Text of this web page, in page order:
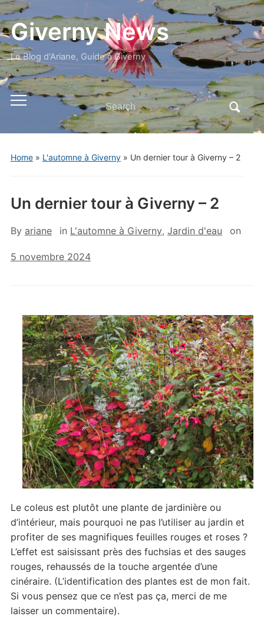
Giverny News
Le Blog d'Ariane, Guide à Giverny
Toggle
menu
Search
for:
Home» L'automne à Giverny» Un dernier tour à Giverny – 2
Un dernier tour à Giverny – 2
By ariane in L'automne à Giverny, Jardin d'eau on
5 novembre 2024
Le coleus est plutôt une plante de jardinière ou
d’intérieur, mais pourquoi ne pas l’utiliser au jardin et
profiter de ses magnifiques feuilles rouges et roses ?
L’effet est saisissant près des fuchsias et des sauges
rouges, rehaussés de la touche argentée d’une
cinéraire. (L’identification des plantes est de mon fait.
Si vous pensez que ce n’est pas ça, merci de me
laisser un commentaire).